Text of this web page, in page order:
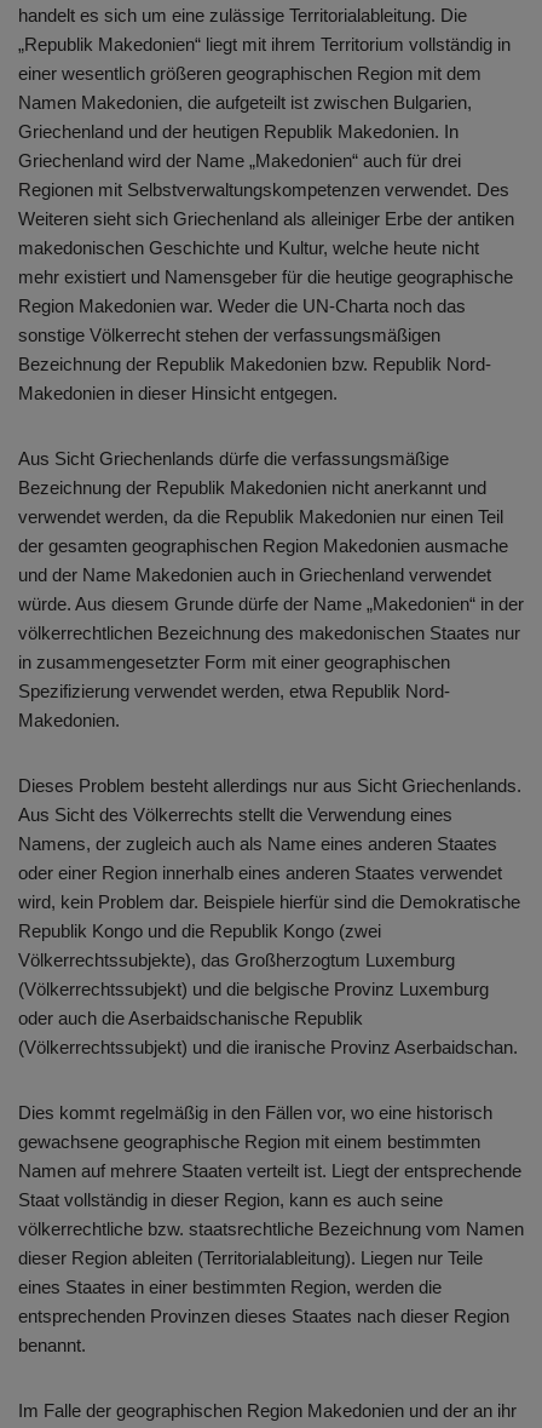
handelt es sich um eine zulässige Territorialableitung. Die
„Republik Makedonien“ liegt mit ihrem Territorium vollständig in
einer wesentlich größeren geographischen Region mit dem
Namen Makedonien, die aufgeteilt ist zwischen Bulgarien,
Griechenland und der heutigen Republik Makedonien. In
Griechenland wird der Name „Makedonien“ auch für drei
Regionen mit Selbstverwaltungskompetenzen verwendet. Des
Weiteren sieht sich Griechenland als alleiniger Erbe der antiken
makedonischen Geschichte und Kultur, welche heute nicht
mehr existiert und Namensgeber für die heutige geographische
Region Makedonien war. Weder die UN-Charta noch das
sonstige Völkerrecht stehen der verfassungsmäßigen
Bezeichnung der Republik Makedonien bzw. Republik Nord-
Makedonien in dieser Hinsicht entgegen.
Aus Sicht Griechenlands dürfe die verfassungsmäßige
Bezeichnung der Republik Makedonien nicht anerkannt und
verwendet werden, da die Republik Makedonien nur einen Teil
der gesamten geographischen Region Makedonien ausmache
und der Name Makedonien auch in Griechenland verwendet
würde. Aus diesem Grunde dürfe der Name „Makedonien“ in der
völkerrechtlichen Bezeichnung des makedonischen Staates nur
in zusammengesetzter Form mit einer geographischen
Spezifizierung verwendet werden, etwa Republik Nord-
Makedonien.
Dieses Problem besteht allerdings nur aus Sicht Griechenlands.
Aus Sicht des Völkerrechts stellt die Verwendung eines
Namens, der zugleich auch als Name eines anderen Staates
oder einer Region innerhalb eines anderen Staates verwendet
wird, kein Problem dar. Beispiele hierfür sind die Demokratische
Republik Kongo und die Republik Kongo (zwei
Völkerrechtssubjekte), das Großherzogtum Luxemburg
(Völkerrechtssubjekt) und die belgische Provinz Luxemburg
oder auch die Aserbaidschanische Republik
(Völkerrechtssubjekt) und die iranische Provinz Aserbaidschan.
Dies kommt regelmäßig in den Fällen vor, wo eine historisch
gewachsene geographische Region mit einem bestimmten
Namen auf mehrere Staaten verteilt ist. Liegt der entsprechende
Staat vollständig in dieser Region, kann es auch seine
völkerrechtliche bzw. staatsrechtliche Bezeichnung vom Namen
dieser Region ableiten (Territorialableitung). Liegen nur Teile
eines Staates in einer bestimmten Region, werden die
entsprechenden Provinzen dieses Staates nach dieser Region
benannt.
Im Falle der geographischen Region Makedonien und der an ihr